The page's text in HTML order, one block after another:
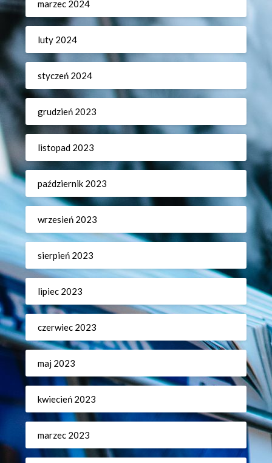
marzec 2024
luty 2024
styczeń 2024
grudzień 2023
listopad 2023
październik 2023
wrzesień 2023
sierpień 2023
lipiec 2023
czerwiec 2023
maj 2023
kwiecień 2023
marzec 2023